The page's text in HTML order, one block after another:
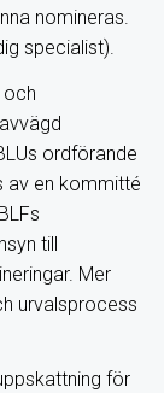
nomineras.
specialist).
och
ordförande
av en kommitté
till
Mer
urvalsprocess
för